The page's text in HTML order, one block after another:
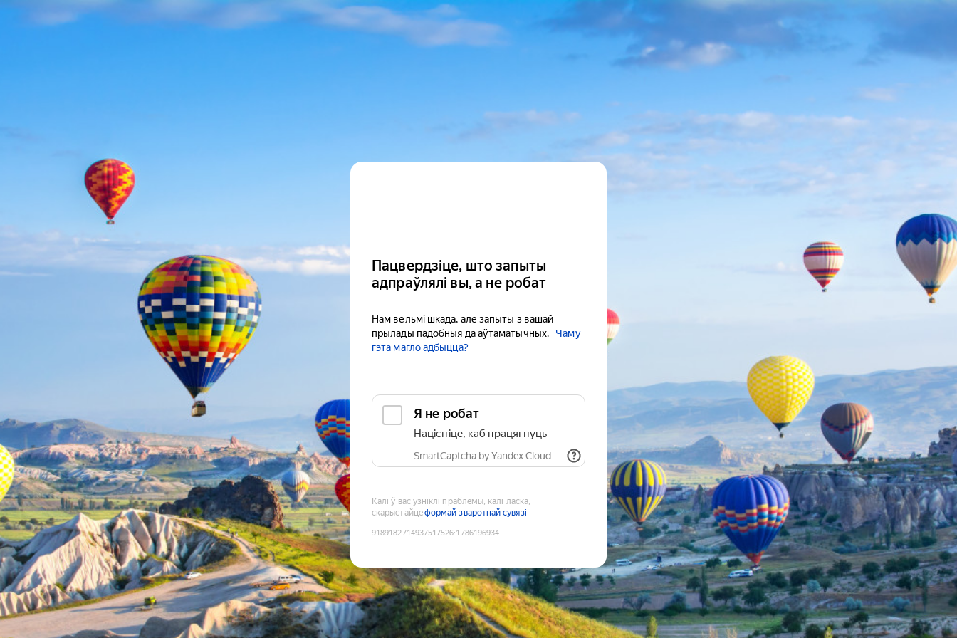
Пацвердзіце, што запыты
адпраўлялі вы, а не робат
Нам вельмі шкада, але запыты з вашай
прылады падобныя да аўтаматычных.
Чаму
гэта магло адбыцца?
Я не робат
Націсніце, каб працягнуць
SmartCaptcha by Yandex Cloud
Калі ў вас узніклі праблемы, калі ласка,
скарыстайцеформай зваротнай сувязі
9189182714937517526:1786196934